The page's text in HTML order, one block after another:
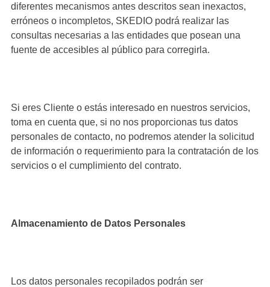
diferentes mecanismos antes descritos sean inexactos,
erróneos o incompletos, SKEDIO podrá realizar las
consultas necesarias a las entidades que posean una
fuente de accesibles al público para corregirla.
Si eres Cliente o estás interesado en nuestros servicios,
toma en cuenta que, si no nos proporcionas tus datos
personales de contacto, no podremos atender la solicitud
de información o requerimiento para la contratación de los
servicios o el cumplimiento del contrato.
Almacenamiento de Datos Personales
Los datos personales recopilados podrán ser